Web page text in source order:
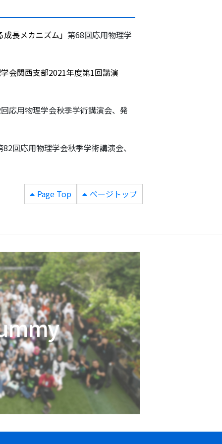
成長メカニズム」 第68回応用物理学
会関西支部2021年度第1回講演
応用物理学会秋季学術講演会、発
82回応用物理学会秋季学術講演会、
ページトップ
Page Top